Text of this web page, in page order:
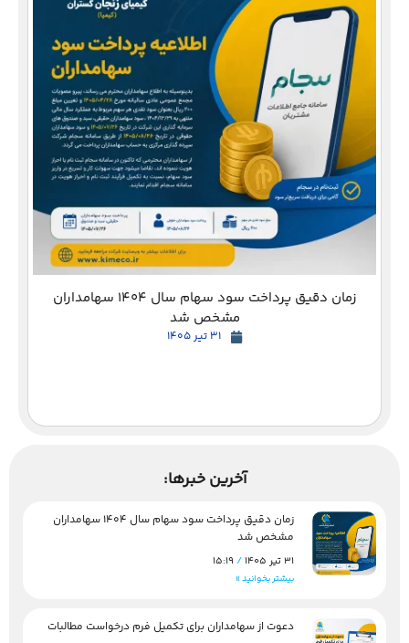
زمان دقیق پرداخت سود سهام سال 1404 سهامداران
مشخص شد
31 تیر 1405
آخرین خبرها:
زمان دقیق پرداخت سود سهام سال 1404 سهامداران
مشخص شد
31 تیر 1405
بیشتر بخوانید »
دعوت از سهامداران برای تکمیل فرم درخواست مطالبات